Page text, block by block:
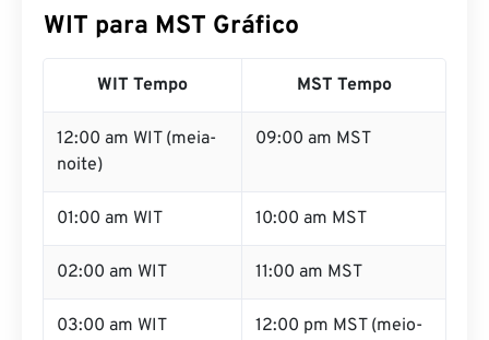
WIT para MST Gráfico
WIT Tempo MST Tempo
12:00 am WIT (meia-
noite)
09:00 am MST
01:00 am WIT 10:00 am MST
02:00 am WIT 11:00 am MST
03:00 am WIT
12:00 pm MST (meio-